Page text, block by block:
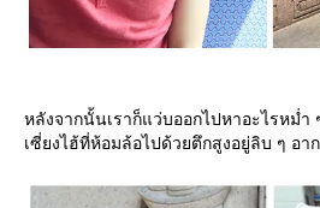
หลังจากนั้นเราก็แว่บออกไปหาอะไรหม่ำ
เซี่ยงไฮ้ที่ห้อมล้อไปด้วยตึกสูงอยู่ลิบ ๆ อ